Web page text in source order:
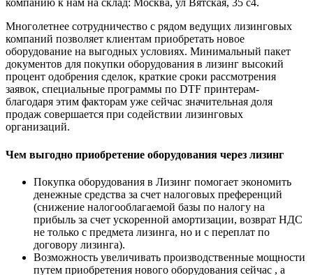
компанию к нам на склад: Москва, ул Вятская, 35 c4.
Многолетнее сотрудничество с рядом ведущих лизинговых
компаний позволяет клиентам приобретать новое
оборудование на выгодных условиях. Минимальный пакет
документов для покупки оборудования в лизинг высокий
процент одобрения сделок, краткие сроки рассмотрения
заявок, специальные программы по DTF принтерам-
благодаря этим факторам уже сейчас значительная доля
продаж совершается при содействии лизинговых
организаций.
Чем выгодно приобретение оборудования через лизинг
Покупка оборудования в Лизинг помогает экономить
денежные средства за счет налоговых преференций
(снижение налогооблагаемой базы по налогу на
прибыль за счет ускоренной амортизации, возврат НДС
не только с предмета лизинга, но и с переплат по
договору лизинга).
Возможность увеличивать производственные мощности
путем приобретения нового оборудования сейчас , а